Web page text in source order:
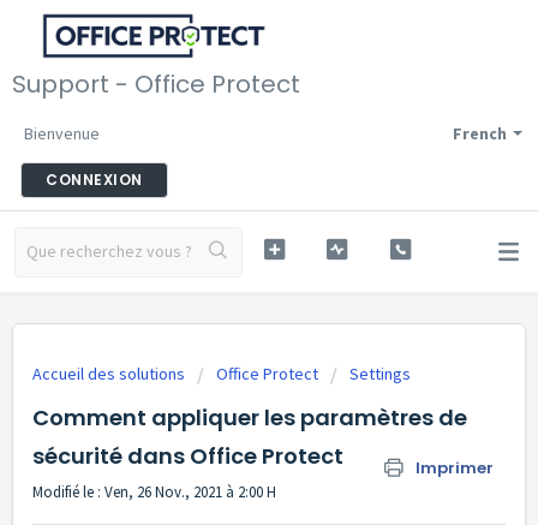
Support - Office Protect
French
Bienvenue
CONNEXION
Accueil des solutions Office Protect Settings
Comment appliquer les paramètres de
sécurité dans Office Protect
Imprimer
Modifié le : Ven, 26 Nov., 2021 à 2:00 H